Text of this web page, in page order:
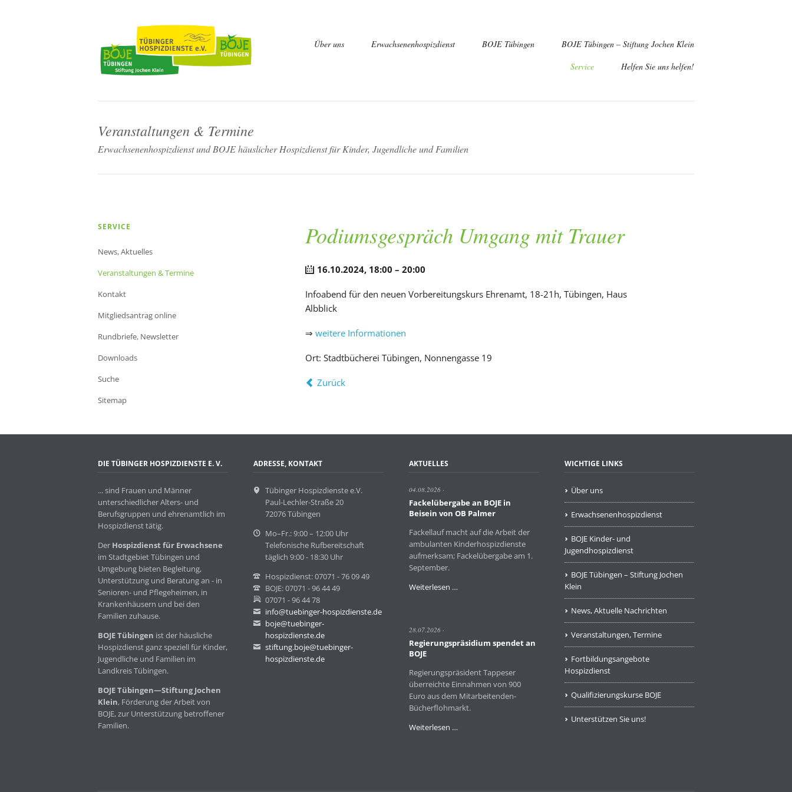
NavigationÜber uns Erwachsenenhospizdienst
Der Vorbereitungskurs
BOJE Tübingen
Erfahrungsbericht "Engagement beim Kinderhospizdienst BOJE"
BOJE Tübingen – Stiftung Jochen Klein
Service
Helfen Sie uns helfen!
Veranstaltungen & Termine
Erwachsenenhospizdienst und BOJE häuslicher Hospizdienst für Kinder, Jugendliche und Familien
Podiumsgespräch Umgang mit Trauer
16.10.2024, 18:00 – 20:00
Infoabend für den neuen Vorbereitungskurs Ehrenamt, 18-21h, Tübingen, Haus
Albblick
⇒ weitere Informationen
Ort: Stadtbücherei Tübingen, Nonnengasse 19
Zurück
Navigation
SERVICE
News, Aktuelles
Veranstaltungen & Termine
Kontakt
Mitgliedsantrag online
Rundbriefe, Newsletter
Downloads
Suche
Sitemap
DIE TÜBINGER HOSPIZDIENSTE E. V.
... sind Frauen und Männer
unterschiedlicher Alters- und
Berufsgruppen und ehrenamtlich im
Hospizdienst tätig.
Der Hospizdienst für Erwachsene
im Stadtgebiet Tübingen und
Umgebung bieten Begleitung,
Unterstützung und Beratung an - in
Senioren- und Pflegeheimen, in
Krankenhäusern und bei den
Familien zuhause.
BOJE Tübingen ist der häusliche
Hospizdienst ganz speziell für Kinder,
Jugendliche und Familien im
Landkreis Tübingen.
BOJE Tübingen—Stiftung Jochen
Klein, Förderung der Arbeit von
BOJE, zur Unterstützung betroffener
Familien.
ADRESSE, KONTAKT
Tübinger Hospizdienste e.V.
Paul-Lechler-Straße 20
72076 Tübingen
Mo–Fr.: 9:00 – 12:00 Uhr
Telefonische Rufbereitschaft
täglich 9:00 - 18:30 Uhr
Hospizdienst: 07071 - 76 09 49
BOJE: 07071 - 96 44 49
07071 - 96 44 78
info@tuebinger-hospizdienste.de
boje@tuebinger-
hospizdienste.de
stiftung.boje@tuebinger-
hospizdienste.de
AKTUELLES
04.08.2026
Fackelübergabe an BOJE in
Beisein von OB Palmer
Fackellauf macht auf die Arbeit der
ambulanten Kinderhospizdienste
aufmerksam; Fackelübergabe am 1.
September.
Weiterlesen …
von
Palmer
28.07.2026
Regierungspräsidium spendet an
BOJE
Regierungspräsident Tappeser
überreichte Einnahmen von 900
Euro aus dem Mitarbeitenden-
Bücherflohmarkt.
Weiterlesen …
WICHTIGE LINKS
Über uns
Erwachsenenhospizdienst
BOJE Kinder- und
Jugendhospizdienst
BOJE Tübingen – Stiftung Jochen
Klein
News, Aktuelle Nachrichten
Veranstaltungen, Termine
Fortbildungsangebote
Hospizdienst
Qualifizierungskurse BOJE
Unterstützen Sie uns!